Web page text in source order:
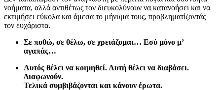
νοήματα, αλλά αντιθέτως τον διευκολύνουν να κατανοήσει και να
εκτιμήσει εύκολα και άμεσα το μήνυμα τους, προβληματίζοντάς
τον ευχάριστα.
Σε ποθώ, σε θέλω, σε χρειάζομαι… Εσύ μόνο μ’
αγαπάς…
Αυτός θέλει να κοιμηθεί. Αυτή θέλει να διαβάσει.
Διαφωνούν.
Τελικά συμβιβάζονται και κάνουν έρωτα.